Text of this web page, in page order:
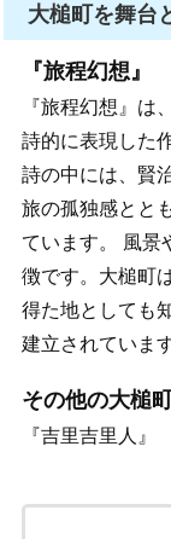
大槌町を舞台
『旅程幻想
『旅程幻想』は
詩的に表現した
詩の中には、賢
旅の孤独感とと
ています。 風景
徴です。大槌町
得た地としても
建立されています
その他の大槌
『吉里吉里人